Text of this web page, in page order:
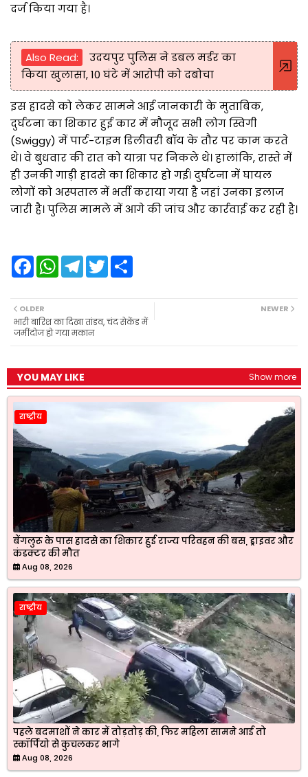
दर्ज किया गया है।
Also Read:
उदयपुर पुलिस ने डबल मर्डर का
किया खुलासा, 10 घंटे में आरोपी को दबोचा
इस हादसे को लेकर सामने आई जानकारी के मुताबिक,
दुर्घटना का शिकार हुई कार में मौजूद सभी लोग स्विगी
(Swiggy) में पार्ट-टाइम डिलीवरी बॉय के तौर पर काम करते
थे। वे बुधवार की रात को यात्रा पर निकले थे। हालांंकि, रास्ते में
ही उनकी गाड़ी हादसे का शिकार हो गई। दुर्घटना में घायल
लोगों को अस्पताल में भर्ती कराया गया है जहां उनका इलाज
जारी है। पुलिस मामले में आगे की जांच और कार्रवाई कर रही है।
F
a
b
o
o
k
W
A
p
p
T
e
r
a
m
T
w
e
r
NEWER
OLDER
भारी बारिश का दिखा तांडव, चंद सेकेंड में
जमींदोज हो गया मकान
YOU MAY LIKE Show more
राष्ट्रीय
बेंगलुरू के पास हादसे का शिकार हुई राज्य परिवहन की बस, ड्राइवर और
कंडक्टर की मौत
Aug 08, 2026
राष्ट्रीय
पहले बदमाशों ने कार में तोड़तोड़ की, फिर महिला सामने आई तो
स्कॉर्पियो से कुचलकर भागे
Aug 08, 2026